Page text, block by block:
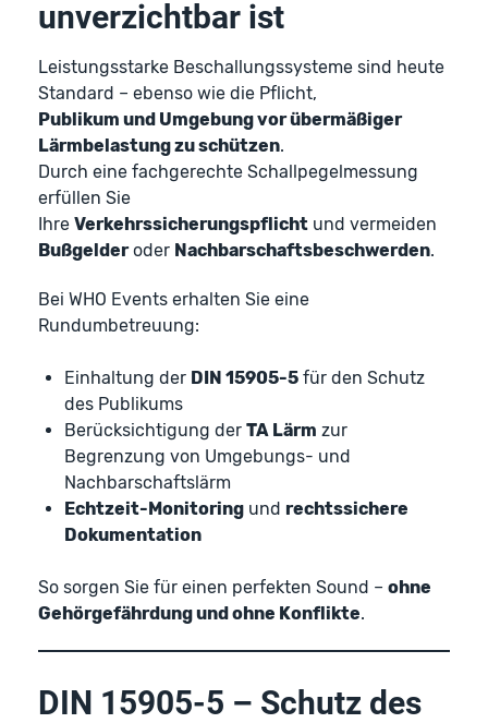
unverzichtbar ist
Leistungsstarke Beschallungssysteme sind heute
Standard – ebenso wie die Pflicht,
Publikum und Umgebung vor übermäßiger
Lärmbelastung zu schützen.
Durch eine fachgerechte Schallpegelmessung
erfüllen Sie
IhreVerkehrssicherungspflicht und vermeiden
Bußgelderoder Nachbarschaftsbeschwerden.
Bei WHO Events erhalten Sie eine
Rundumbetreuung:
Einhaltung der DIN 15905-5 für den Schutz
des Publikums
Berücksichtigung derTA Lärm zur
Begrenzung von Umgebungs- und
Nachbarschaftslärm
Echtzeit-Monitoring und rechtssichere
Dokumentation
So sorgen Sie für einen perfekten Sound –ohne
Gehörgefährdung und ohne Konflikte.
DIN 15905-5 – Schutz des